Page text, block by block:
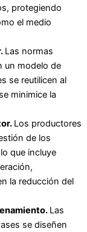
protegiendo
el medio
Las normas
un modelo de
se reutilicen al
minimice la
Los productores
de los
que incluye
la reducción del
Las
se diseñen